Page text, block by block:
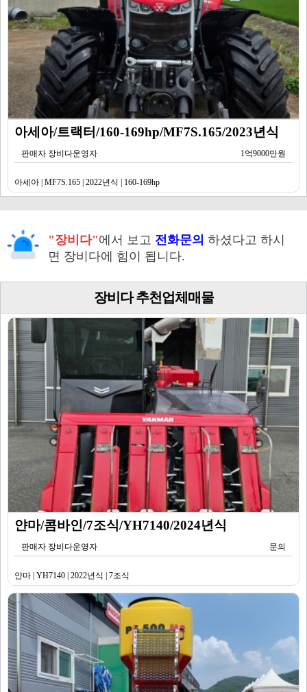
아세아/트랙터/160-169hp/MF7S.165/2023년식
판매자 장비다운영자 1억9000만원
아세아 | MF7S.165 | 2022년식 | 160-169hp
"장비다"에서 보고 전화문의 하셨다고 하시
면 장비다에 힘이 됩니다.
장비다 추천업체매물
얀마/콤바인/7조식/YH7140/2024년식
판매자 장비다운영자 문의
얀마 | YH7140 | 2022년식 | 7조식